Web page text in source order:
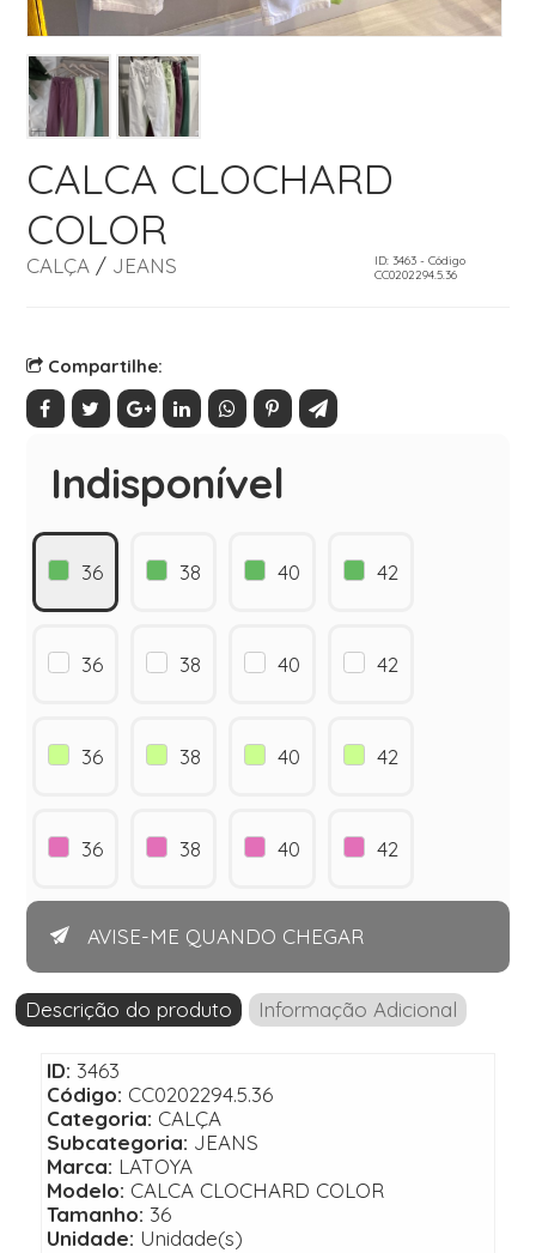
CALCA CLOCHARD
COLOR
CALÇA/ JEANS
ID: 3463 - Código
CC0202294.5.36
Compartilhe:
Indisponível
36 38 40 42
36 38 40 42
36 38 40 42
36 38 40 42
AVISE-ME QUANDO CHEGAR
Descrição do produto Informação Adicional
ID: 3463
Código: CC0202294.5.36
Categoria: CALÇA
Subcategoria: JEANS
Marca: LATOYA
Modelo: CALCA CLOCHARD COLOR
Tamanho: 36
Unidade: Unidade(s)